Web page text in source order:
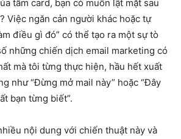
tấm card, bạn có muốn lật mặt sau
Việc ngăn cản người khác hoặc tự
điều gì đó” có thể tạo ra một sự tò
những chiến dịch email marketing có
mà tôi từng thực hiện, hầu hết xuất
như “Đừng mở mail này” hoặc “Đây
bạn từng biết”.
nội dung với chiến thuật này và